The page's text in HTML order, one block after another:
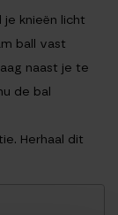
knieën licht
ball vast
naast je te
de bal
Herhaal dit